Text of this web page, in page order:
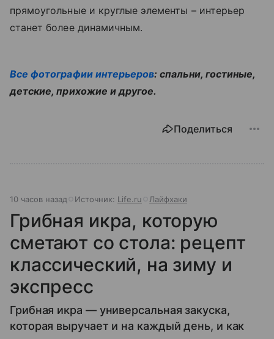
прямоугольные и круглые элементы – интерьер
станет более динамичным.
Все фотографии интерьеров: спальни, гостиные,
детские, прихожие и другое.
Поделиться
10 часов назад Источник: Life.ru Лайфхаки
Грибная икра, которую
сметают со стола: рецепт
классический, на зиму и
экспресс
Грибная икра — универсальная закуска,
которая выручает и на каждый день, и как